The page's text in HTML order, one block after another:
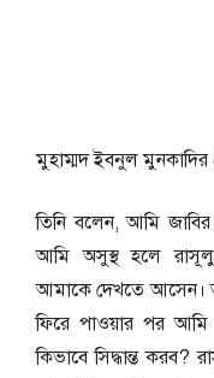
মুহাম্মদ ইবনুল মুনকাদির
তিনি বলেন, আমি
আমি অসুস্থ হলে
আমাকে দেখতে আসেন।
ফিরে পাওয়ার পর
কিভাবে সিদ্ধান্ত করব?